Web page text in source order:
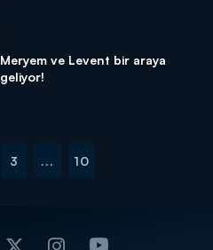
Meryem ve Levent bir araya
geliyor!
3 ... 10